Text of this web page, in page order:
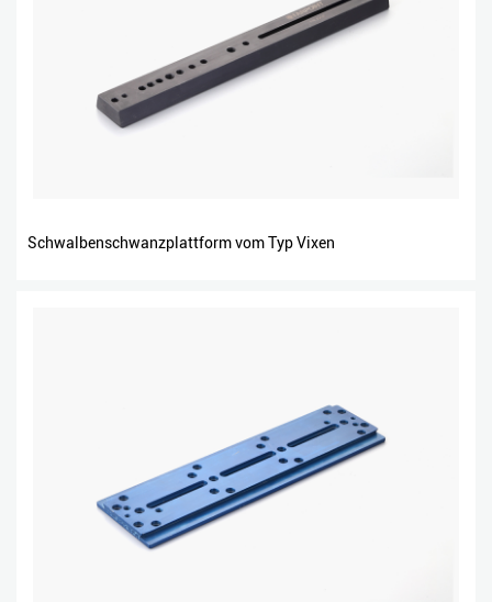
Schwalbenschwanzplattform vom Typ Vixen